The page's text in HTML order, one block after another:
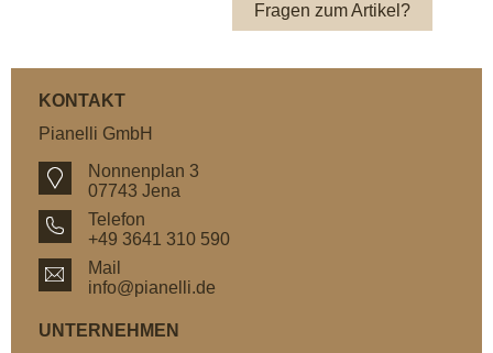
Fragen zum Artikel?
KONTAKT
Pianelli GmbH
Nonnenplan 3
07743 Jena
Telefon
+49 3641 310 590
Mail
info@pianelli.de
UNTERNEHMEN